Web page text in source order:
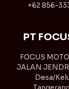
+62 856-
PT
FOCUS
JALAN
Desa/